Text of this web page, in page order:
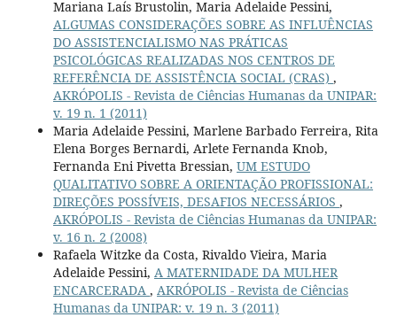
Mariana Laís Brustolin, Maria Adelaide Pessini,
ALGUMAS CONSIDERAÇÕES SOBRE AS INFLUÊNCIAS
DO ASSISTENCIALISMO NAS PRÁTICAS
PSICOLÓGICAS REALIZADAS NOS CENTROS DE
REFERÊNCIA DE ASSISTÊNCIA SOCIAL (CRAS) ,
AKRÓPOLIS - Revista de Ciências Humanas da UNIPAR:
v. 19 n. 1 (2011)
Maria Adelaide Pessini, Marlene Barbado Ferreira, Rita
Elena Borges Bernardi, Arlete Fernanda Knob,
Fernanda Eni Pivetta Bressian, UM ESTUDO
QUALITATIVO SOBRE A ORIENTAÇÃO PROFISSIONAL:
DIREÇÕES POSSÍVEIS, DESAFIOS NECESSÁRIOS ,
AKRÓPOLIS - Revista de Ciências Humanas da UNIPAR:
v. 16 n. 2 (2008)
Rafaela Witzke da Costa, Rivaldo Vieira, Maria
Adelaide Pessini, A MATERNIDADE DA MULHER
ENCARCERADA , AKRÓPOLIS - Revista de Ciências
Humanas da UNIPAR: v. 19 n. 3 (2011)